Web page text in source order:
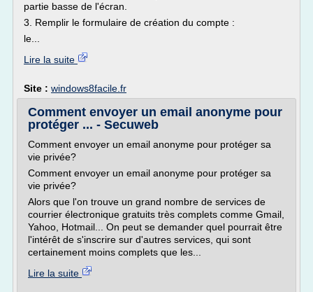
partie basse de l'écran.
3. Remplir le formulaire de création du compte :
le...
Lire la suite
Site : windows8facile.fr
Comment envoyer un email anonyme pour
protéger ... - Secuweb
Comment envoyer un email anonyme pour protéger sa
vie privée?
Comment envoyer un email anonyme pour protéger sa
vie privée?
Alors que l'on trouve un grand nombre de services de
courrier électronique gratuits très complets comme Gmail,
Yahoo, Hotmail... On peut se demander quel pourrait être
l'intérêt de s'inscrire sur d'autres services, qui sont
certainement moins complets que les...
Lire la suite